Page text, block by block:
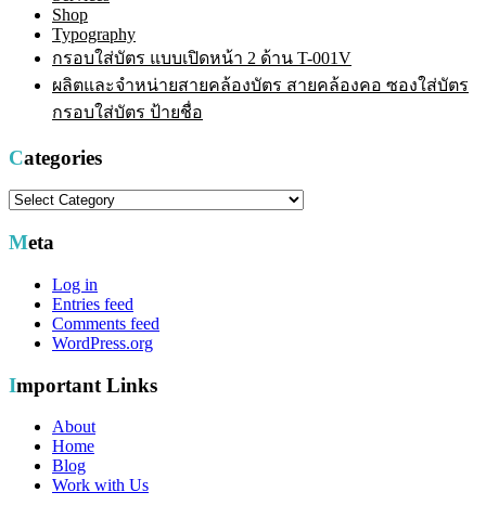
Shop
Typography
กรอบใส่บัตร แบบเปิดหน้า 2 ด้าน T-001V
ผลิตและจำหน่ายสายคล้องบัตร สายคล้องคอ ซองใส่บัตร
กรอบใส่บัตร ป้ายชื่อ
Categories
Categories
Meta
Log in
Entries feed
Comments feed
WordPress.org
Important Links
About
Home
Blog
Work with Us